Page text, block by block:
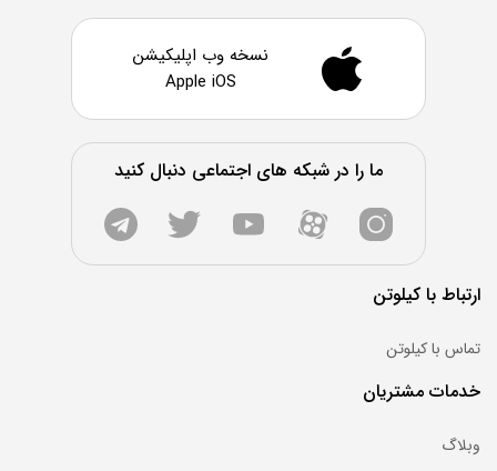
نسخه وب اپلیکیشن
Apple iOS
ما را در شبکه های اجتماعی دنبال کنید
ارتباط با کیلوتن
تماس با کیلوتن
خدمات مشتریان
وبلاگ